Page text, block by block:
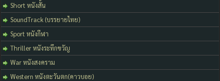
Short หนังสั้น
SoundTrack (บรรยายไทย)
Sport หนังกีฬา
Thriller หนังระทึกขวัญ
War หนังสงคราม
Western หนังตะวันตก(คาวบอย)